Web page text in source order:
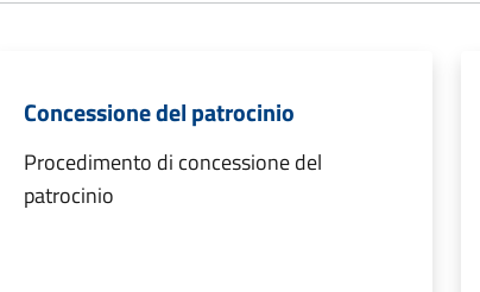
Concessione del patrocinio
Procedimento di concessione del
patrocinio